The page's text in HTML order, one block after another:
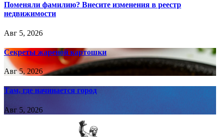
Поменяли фамилию? Внесите изменения в реестр
недвижимости
Авг 5, 2026
Секреты жареной картошки
Авг 5, 2026
Там, где начинается город
Авг 5, 2026